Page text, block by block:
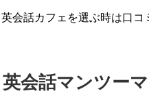
英会話カフェを選ぶ時は口コ
英会話マンツー